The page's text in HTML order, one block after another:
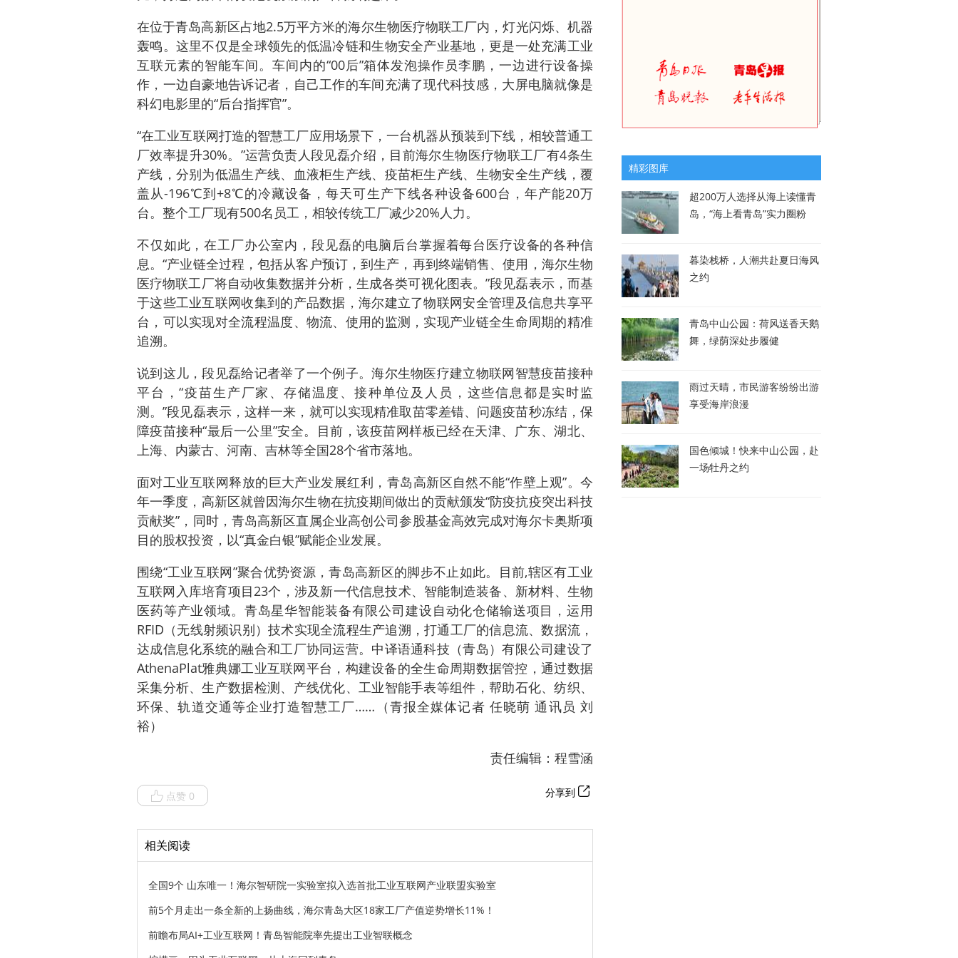
在位于青岛高新区占地2.5万平方米的海尔生物医疗物联工厂内，灯光闪烁、机器
轰鸣。这里不仅是全球领先的低温冷链和生物安全产业基地，更是一处充满工业
互联元素的智能车间。车间内的“00后”箱体发泡操作员李鹏，一边进行设备操
作，一边自豪地告诉记者，自己工作的车间充满了现代科技感，大屏电脑就像是
科幻电影里的“后台指挥官”。
“在工业互联网打造的智慧工厂应用场景下，一台机器从预装到下线，相较普通工
厂效率提升30%。”运营负责人段见磊介绍，目前海尔生物医疗物联工厂有4条生
产线，分别为低温生产线、血液柜生产线、疫苗柜生产线、生物安全生产线，覆
盖从-196℃到+8℃的冷藏设备，每天可生产下线各种设备600台，年产能20万
台。整个工厂现有500名员工，相较传统工厂减少20%人力。
不仅如此，在工厂办公室内，段见磊的电脑后台掌握着每台医疗设备的各种信
息。“产业链全过程，包括从客户预订，到生产，再到终端销售、使用，海尔生物
医疗物联工厂将自动收集数据并分析，生成各类可视化图表。”段见磊表示，而基
于这些工业互联网收集到的产品数据，海尔建立了物联网安全管理及信息共享平
台，可以实现对全流程温度、物流、使用的监测，实现产业链全生命周期的精准
追溯。
说到这儿，段见磊给记者举了一个例子。海尔生物医疗建立物联网智慧疫苗接种
平台，“疫苗生产厂家、存储温度、接种单位及人员，这些信息都是实时监
测。”段见磊表示，这样一来，就可以实现精准取苗零差错、问题疫苗秒冻结，保
障疫苗接种“最后一公里”安全。目前，该疫苗网样板已经在天津、广东、湖北、
上海、内蒙古、河南、吉林等全国28个省市落地。
面对工业互联网释放的巨大产业发展红利，青岛高新区自然不能“作壁上观”。今
年一季度，高新区就曾因海尔生物在抗疫期间做出的贡献颁发“防疫抗疫突出科技
贡献奖”，同时，青岛高新区直属企业高创公司参股基金高效完成对海尔卡奥斯项
目的股权投资，以“真金白银”赋能企业发展。
围绕“工业互联网”聚合优势资源，青岛高新区的脚步不止如此。目前,辖区有工业
互联网入库培育项目23个，涉及新一代信息技术、智能制造装备、新材料、生物
医药等产业领域。青岛星华智能装备有限公司建设自动化仓储输送项目，运用
RFID（无线射频识别）技术实现全流程生产追溯，打通工厂的信息流、数据流，
达成信息化系统的融合和工厂协同运营。中译语通科技（青岛）有限公司建设了
AthenaPlat雅典娜工业互联网平台，构建设备的全生命周期数据管控，通过数据
采集分析、生产数据检测、产线优化、工业智能手表等组件，帮助石化、纺织、
环保、轨道交通等企业打造智慧工厂……（青报全媒体记者 任晓萌 通讯员 刘
裕）
责任编辑：程雪涵
点赞 0 分享到
相关阅读
全国9个 山东唯一！海尔智研院一实验室拟入选首批工业互联网产业联盟实验室
前5个月走出一条全新的上扬曲线，海尔青岛大区18家工厂产值逆势增长11%！
前瞻布局AI+工业互联网！青岛智能院率先提出工业智联概念
精彩图库
超200万人选择从海上读懂青
岛，“海上看青岛”实力圈粉
暮染栈桥，人潮共赴夏日海风
之约
青岛中山公园：荷风送香天鹅
舞，绿荫深处步履健
雨过天晴，市民游客纷纷出游
享受海岸浪漫
国色倾城！快来中山公园，赴
一场牡丹之约